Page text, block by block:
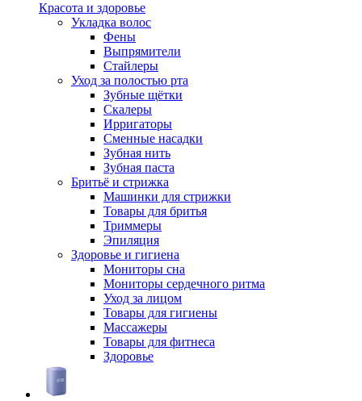
Красота и здоровье
Укладка волос
Фены
Выпрямители
Стайлеры
Уход за полостью рта
Зубные щётки
Скалеры
Ирригаторы
Сменные насадки
Зубная нить
Зубная паста
Бритьё и стрижка
Машинки для стрижки
Товары для бритья
Триммеры
Эпиляция
Здоровье и гигиена
Мониторы сна
Мониторы сердечного ритма
Уход за лицом
Товары для гигиены
Массажеры
Товары для фитнеса
Здоровье